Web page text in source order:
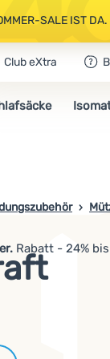
SALE IST DA.
SALE IST DA.
Club eXtra
Rabatt - 24%